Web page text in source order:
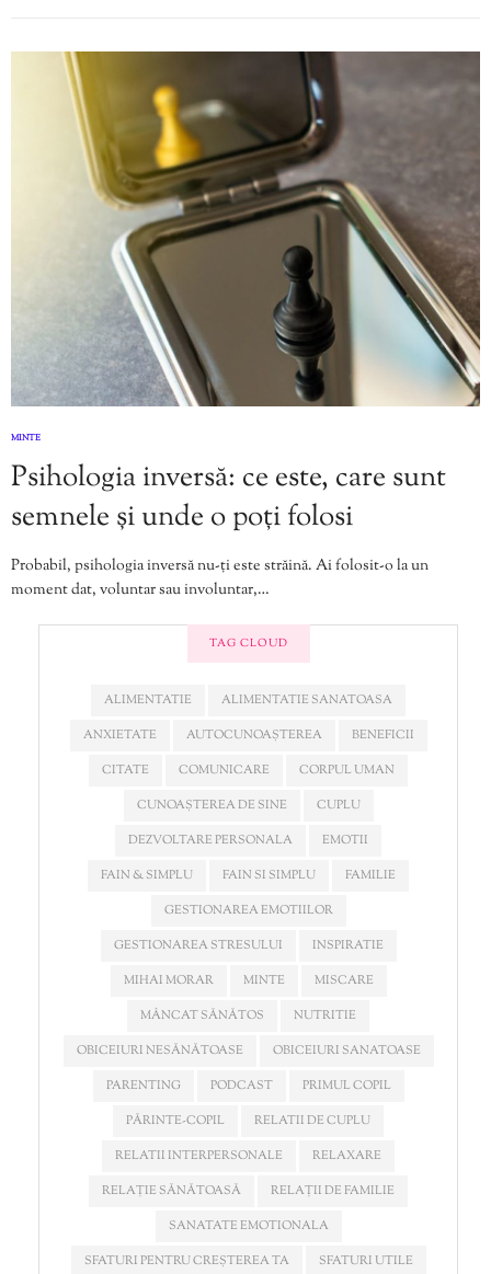
MINTE
Psihologia inversă: ce este, care sunt
semnele și unde o poți folosi
Probabil, psihologia inversă nu-ți este străină. Ai folosit-o la un
moment dat, voluntar sau involuntar,…
TAG CLOUD
ALIMENTATIE
ALIMENTATIE SANATOASA
ANXIETATE
AUTOCUNOAȘTEREA
BENEFICII
CITATE
COMUNICARE
CORPUL UMAN
CUNOAȘTEREA DE SINE
CUPLU
DEZVOLTARE PERSONALA
EMOTII
FAIN & SIMPLU
FAIN SI SIMPLU
FAMILIE
GESTIONAREA EMOTIILOR
GESTIONAREA STRESULUI
INSPIRATIE
MIHAI MORAR
MINTE
MISCARE
MÂNCAT SĂNĂTOS
NUTRITIE
OBICEIURI NESĂNĂTOASE
OBICEIURI SANATOASE
PARENTING
PODCAST
PRIMUL COPIL
PĂRINTE-COPIL
RELATII DE CUPLU
RELATII INTERPERSONALE
RELAXARE
RELAȚIE SĂNĂTOASĂ
RELAȚII DE FAMILIE
SANATATE EMOTIONALA
SFATURI PENTRU CREȘTEREA TA
SFATURI UTILE